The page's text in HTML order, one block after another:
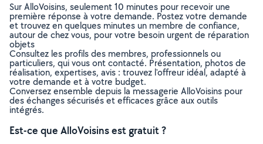
Sur AlloVoisins, seulement 10 minutes pour recevoir une
première réponse à votre demande. Postez votre demande
et trouvez en quelques minutes un membre de confiance,
autour de chez vous, pour votre besoin urgent de réparation
objets
Consultez les profils des membres, professionnels ou
particuliers, qui vous ont contacté. Présentation, photos de
réalisation, expertises, avis : trouvez l'offreur idéal, adapté à
votre demande et à votre budget.
Conversez ensemble depuis la messagerie AlloVoisins pour
des échanges sécurisés et efficaces grâce aux outils
intégrés.
Est-ce que AlloVoisins est gratuit ?